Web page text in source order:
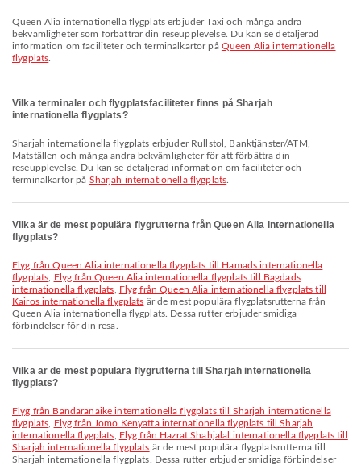
Queen Alia internationella flygplats erbjuder Taxi och många andra
bekvämligheter som förbättrar din reseupplevelse. Du kan se detaljerad
information om faciliteter och terminalkartor på Queen Alia internationella
flygplats
Vilka terminaler och flygplatsfaciliteter finns på Sharjah
internationella flygplats?
Sharjah internationella flygplats erbjuder Rullstol, Banktjänster/ATM,
Matställen och många andra bekvämligheter för att förbättra din
reseupplevelse. Du kan se detaljerad information om faciliteter och
terminalkartor på Sharjah internationella flygplats
Vilka är de mest populära flygrutterna från Queen Alia internationella
flygplats?
Flyg från Queen Alia internationella flygplats till Hamads internationella
flygplats
Flyg från Queen Alia internationella flygplats till Bagdads
internationella flygplats
Flyg från Queen Alia internationella flygplats till
Kairos internationella flygplats är de mest populära flygplatsrutterna från
Queen Alia internationella flygplats. Dessa rutter erbjuder smidiga
förbindelser för din resa.
Vilka är de mest populära flygrutterna till Sharjah internationella
flygplats?
Flyg från Bandaranaike internationella flygplats till Sharjah internationella
flygplats
Flyg från Jomo Kenyatta internationella flygplats till Sharjah
internationella flygplats
Flyg från Hazrat Shahjalal internationella flygplats till
Sharjah internationella flygplats är de mest populära flygplatsrutterna till
Sharjah internationella flygplats. Dessa rutter erbjuder smidiga förbindelser